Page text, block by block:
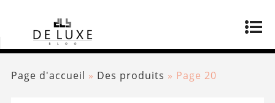
Page d'accueil » Des produits » Page 20